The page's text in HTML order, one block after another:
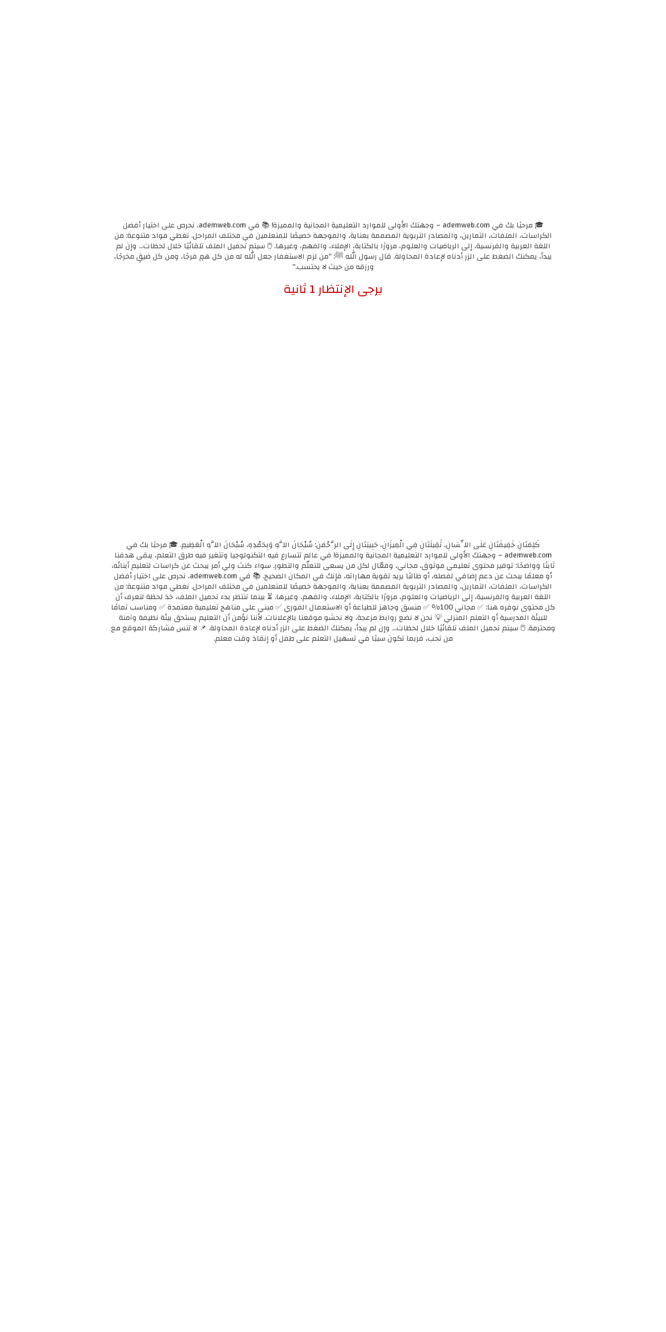
🎓 مرحبًا بك في ademweb.com – وجهتك الأولى للموارد التعليمية المجانية والمميزة! 📚 في ademweb.com، نحرص على اختيار أفضل
الكراسات، الملفات، التمارين، والمصادر التربوية المصممة بعناية، والموجهة خصيصًا للمتعلمين في مختلف المراحل. نغطي مواد متنوعة: من
اللغة العربية والفرنسية، إلى الرياضيات والعلوم، مرورًا بالكتابة، الإملاء، والفهم، وغيرها. 🖱️ سيتم تحميل الملف تلقائيًا خلال لحظات... وإن لم
يبدأ، يمكنك الضغط على الزر أدناه لإعادة المحاولة. قال رسول الله ﷺ: "من لزم الاستغفار جعل الله له من كل همٍ فرجًا، ومن كل ضيقٍ مخرجًا،
ورزقه من حيث لا يحتسب."
كَلِمَتَانِ خَفِيفَتَانِ عَلَى اللِّسَانِ، ثَقِيلَتَانِ فِي الْمِيزَانِ، حَبِيبَتَانِ إِلَى الرَّحْمَنِ: سُبْحَانَ اللَّهِ وَبِحَمْدِهِ، سُبْحَانَ اللَّهِ الْعَظِيمِ. 🎓 مرحبًا بك في
ademweb.com – وجهتك الأولى للموارد التعليمية المجانية والمميزة! في عالم تتسارع فيه التكنولوجيا وتتغير فيه طرق التعلم، يبقى هدفنا
ثابتًا وواضحًا: توفير محتوى تعليمي موثوق، مجاني، وفعّال لكل من يسعى للتعلّم والتطور. سواء كنتَ ولي أمر يبحث عن كراسات لتعليم أبنائه،
أو معلمًا يبحث عن دعم إضافي لفصله، أو طالبًا يريد تقوية مهاراته، فإنك في المكان الصحيح. 📚 في ademweb.com، نحرص على اختيار أفضل
الكراسات، الملفات، التمارين، والمصادر التربوية المصممة بعناية، والموجهة خصيصًا للمتعلمين في مختلف المراحل. نغطي مواد متنوعة: من
اللغة العربية والفرنسية، إلى الرياضيات والعلوم، مرورًا بالكتابة، الإملاء، والفهم، وغيرها. ⏳ بينما تنتظر بدء تحميل الملف، خذ لحظة لتعرف أن
كل محتوى نوفره هنا: ✅ مجاني 100٪ ✅ منسق وجاهز للطباعة أو الاستعمال الفوري ✅ مبني على مناهج تعليمية معتمدة ✅ ومناسب تمامًا
للبيئة المدرسية أو التعلم المنزلي 💡 نحن لا نضع روابط مزعجة، ولا نحشو موقعنا بالإعلانات. لأننا نؤمن أن التعليم يستحق بيئة نظيفة وآمنة
ومحترمة. 🖱️ سيتم تحميل الملف تلقائيًا خلال لحظات... وإن لم يبدأ، يمكنك الضغط على الزر أدناه لإعادة المحاولة. 📌 لا تنس مشاركة الموقع مع